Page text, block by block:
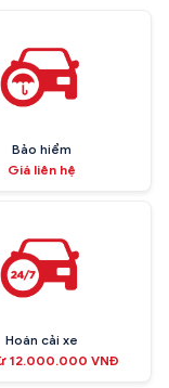
Bảo hiểm
Giá liên hệ
Hoán cải xe
12.000.000 VNĐ